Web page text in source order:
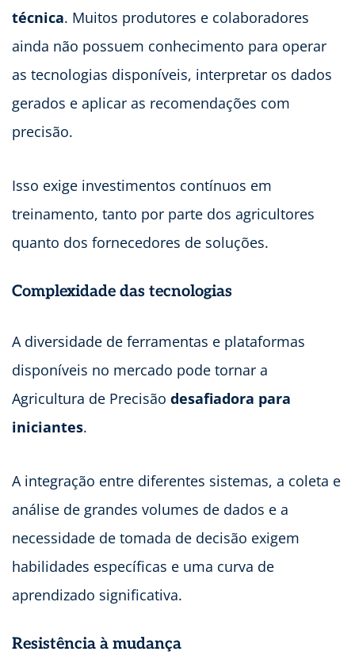
técnica. Muitos produtores e colaboradores
ainda não possuem conhecimento para operar
as tecnologias disponíveis, interpretar os dados
gerados e aplicar as recomendações com
precisão.
Isso exige investimentos contínuos em
treinamento, tanto por parte dos agricultores
quanto dos fornecedores de soluções.
Complexidade das tecnologias
A diversidade de ferramentas e plataformas
disponíveis no mercado pode tornar a
Agricultura de Precisão desafiadora para
iniciantes.
A integração entre diferentes sistemas, a coleta e
análise de grandes volumes de dados e a
necessidade de tomada de decisão exigem
habilidades específicas e uma curva de
aprendizado significativa.
Resistência à mudança